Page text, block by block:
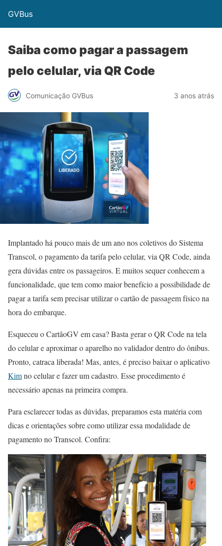
GVBus
Saiba como pagar a passagem
pelo celular, via QR Code
Comunicação GVBus 3 anos atrás
Implantado há pouco mais de um ano nos coletivos do Sistema
Transcol, o pagamento da tarifa pelo celular, via QR Code, ainda
gera dúvidas entre os passageiros. E muitos sequer conhecem a
funcionalidade, que tem como maior benefício a possibilidade de
pagar a tarifa sem precisar utilizar o cartão de passagem físico na
hora do embarque.
Esqueceu o CartãoGV em casa? Basta gerar o QR Code na tela
do celular e aproximar o aparelho no validador dentro do ônibus.
Pronto, catraca liberada! Mas, antes, é preciso baixar o aplicativo
Kimno celular e fazer um cadastro. Esse procedimento é
necessário apenas na primeira compra.
Para esclarecer todas as dúvidas, preparamos esta matéria com
dicas e orientações sobre como utilizar essa modalidade de
pagamento no Transcol. Confira: